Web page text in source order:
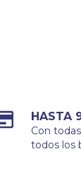
HASTA
Con
todos los